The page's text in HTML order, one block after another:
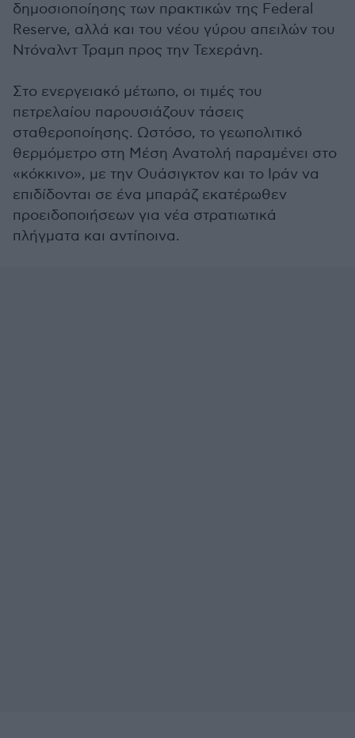
δημοσιοποίησης των πρακτικών της Federal
Reserve, αλλά και του νέου γύρου απειλών του
Ντόναλντ Τραμπ προς την Τεχεράνη.
Στο ενεργειακό μέτωπο, οι τιμές του
πετρελαίου παρουσιάζουν τάσεις
σταθεροποίησης. Ωστόσο, το γεωπολιτικό
θερμόμετρο στη Μέση Ανατολή παραμένει στο
«κόκκινο», με την Ουάσιγκτον και το Ιράν να
επιδίδονται σε ένα μπαράζ εκατέρωθεν
προειδοποιήσεων για νέα στρατιωτικά
πλήγματα και αντίποινα.